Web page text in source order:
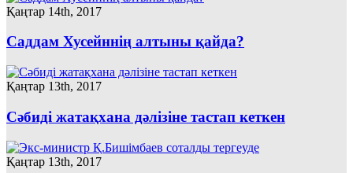
Қаңтар 14th, 2017
Саддам Хусейннің алтыны қайда?
Қаңтар 13th, 2017
Сәбиді жатақхана дәлізіне тастап кеткен
Қаңтар 13th, 2017